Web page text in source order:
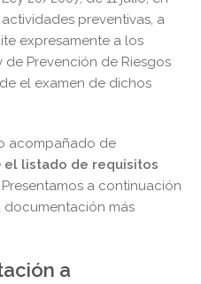
preventivas, a
expresamente a los
de Prevención de Riesgos
el examen de dichos
acompañado de
el listado de requisitos
Presentamos a continuación
documentación más
a